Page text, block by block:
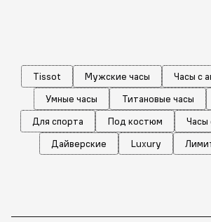
Tissot Мужские часы
Часы с
Умные часы
Титановые часы
Для спорта
Под костюм
Часы
Дайверские
Luxury